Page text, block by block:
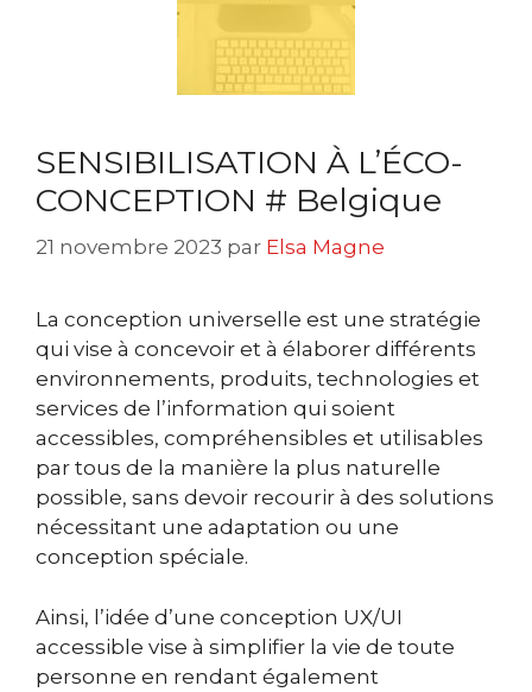
SENSIBILISATION À L’ÉCO-
CONCEPTION # Belgique
21 novembre 2023 par Elsa Magne
La conception universelle est une stratégie
qui vise à concevoir et à élaborer différents
environnements, produits, technologies et
services de l’information qui soient
accessibles, compréhensibles et utilisables
par tous de la manière la plus naturelle
possible, sans devoir recourir à des solutions
nécessitant une adaptation ou une
conception spéciale.
Ainsi, l’idée d’une conception UX/UI
accessible vise à simplifier la vie de toute
personne en rendant également